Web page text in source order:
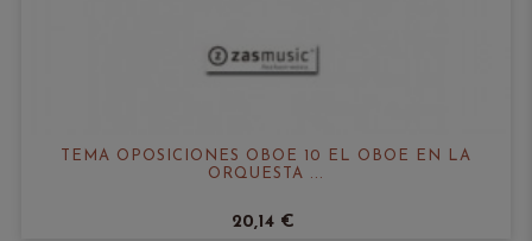
TEMA OPOSICIONES OBOE 10 EL OBOE EN LA
ORQUESTA ...
20,14 €